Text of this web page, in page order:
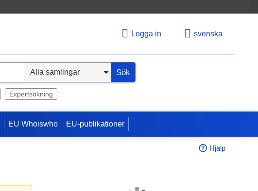
Logga in svenska
Sök
Expertsökning
EU Whoiswho EU-publikationer
Hjälp